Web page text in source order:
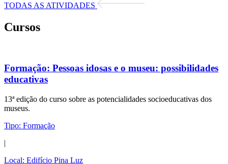
TODAS AS ATIVIDADES
Cursos
Formação: Pessoas idosas e o museu: possibilidades
educativas
13ª edição do curso sobre as potencialidades socioeducativas dos
museus.
Tipo: Formação
|
Local: Edifício Pina Luz